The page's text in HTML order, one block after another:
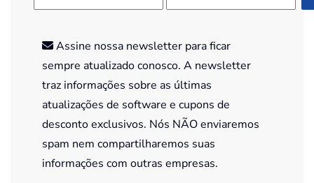
Assine nossa newsletter para ficar
sempre atualizado conosco. A newsletter
traz informações sobre as últimas
atualizações de software e cupons de
desconto exclusivos. Nós NÃO enviaremos
spam nem compartilharemos suas
informações com outras empresas.